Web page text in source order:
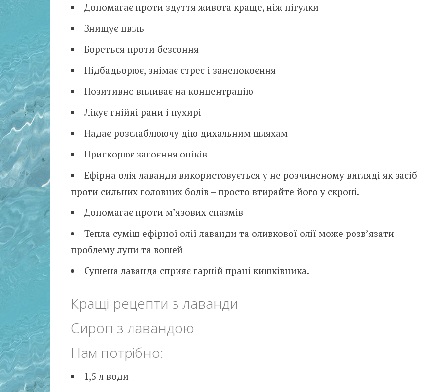
Допомагає проти здуття живота краще, ніж пігулки
Знищує цвіль
Бореться проти безсоння
Підбадьорює, знімає стрес і занепокоєння
Позитивно впливає на концентрацію
Лікує гнійні рани і пухирі
Надає розслаблюючу дію дихальним шляхам
Прискорює загоєння опіків
Ефірна олія лаванди використовується у не розчиненому вигляді як засіб
проти сильних головних болів – просто втирайте його у скроні.
Допомагає проти м’язових спазмів
Тепла суміш ефірної олії лаванди та оливкової олії може розв’язати
проблему лупи та вошей
Сушена лаванда сприяє гарній праці кишківника.
Кращі рецепти з лаванди
Сироп з лавандою
Нам потрібно:
1,5 л води